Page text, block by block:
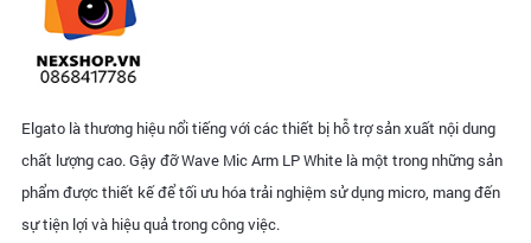
Elgato là thương hiệu nổi tiếng với các thiết bị hỗ trợ sản xuất nội dung
chất lượng cao. Gậy đỡ Wave Mic Arm LP White là một trong những sản
phẩm được thiết kế để tối ưu hóa trải nghiệm sử dụng micro, mang đến
sự tiện lợi và hiệu quả trong công việc.